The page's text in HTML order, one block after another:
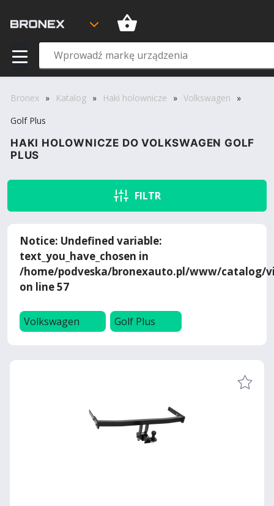
Bronex » Katalog » Haki holownicze » Volkswagen
»
Golf Plus
HAKI HOLOWNICZE DO VOLKSWAGEN GOLF
PLUS
FILTR
Notice: Undefined variable:
text_you_have_chosen in
/home/podveska/bronexauto.pl/www/catalog/
on line57
Volkswagen Golf Plus